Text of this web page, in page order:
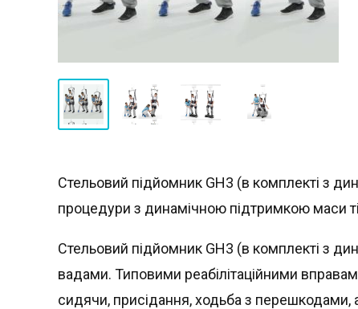
Стельовий підйомник GH3 (в комплекті з
процедури з динамічною підтримкою маси
Стельовий підйомник GH3 (в комплекті з
вадами. Типовими реабілітаційними
сидячи, присідання, ходьба з